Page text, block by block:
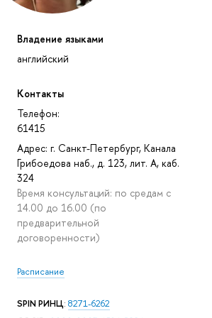
Владение языками
английский
Контакты
Телефон:
61415
Адрес: г. Санкт-Петербург, Канала
Грибоедова наб., д. 123, лит. А, каб.
324
Время консультаций: по средам с
14.00 до 16.00 (по
предварительной
договоренности)
Расписание
SPIN РИНЦ: 8271-6262